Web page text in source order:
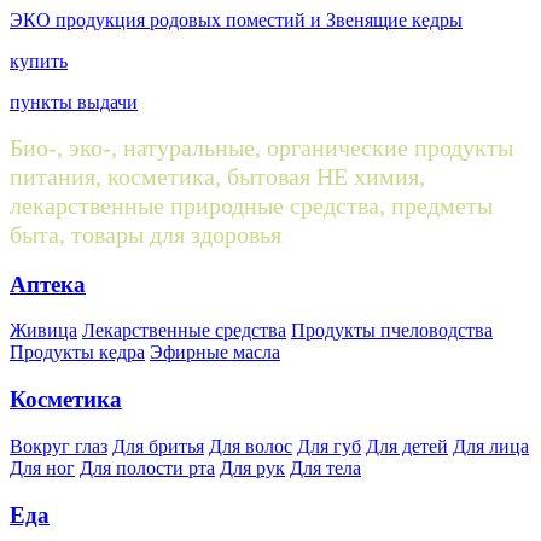
ЭКО продукция родовых поместий и Звенящие кедры
купить
пункты выдачи
Био-, эко-, натуральные, органические продукты
питания, косметика, бытовая НЕ химия,
лекарственные природные средства, предметы
быта, товары для здоровья
Аптека
Живица Лекарственные средства Продукты пчеловодства
Продукты кедра Эфирные масла
Косметика
Вокруг глаз Для бритья Для волос Для губ Для детей Для лица
Для ног Для полости рта Для рук Для тела
Еда